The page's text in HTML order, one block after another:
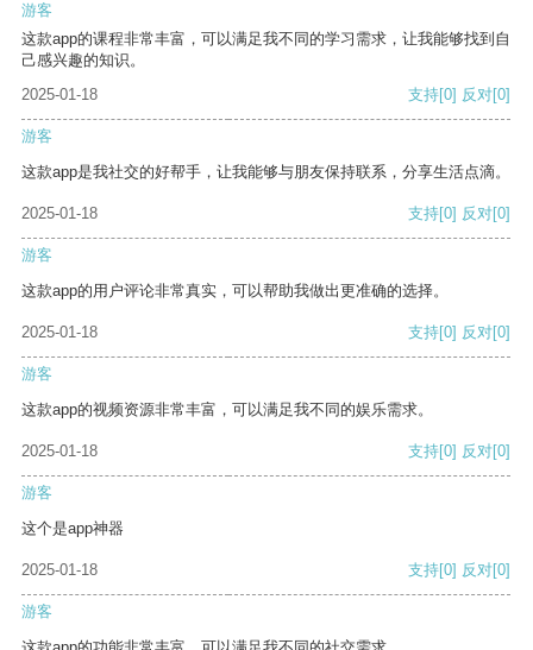
游客
这款app的课程非常丰富，可以满足我不同的学习需求，让我能够找到自
己感兴趣的知识。
2025-01-18
支持[0] 反对[0]
游客
这款app是我社交的好帮手，让我能够与朋友保持联系，分享生活点滴。
2025-01-18 支持[0] 反对[0]
游客
这款app的用户评论非常真实，可以帮助我做出更准确的选择。
2025-01-18 支持[0] 反对[0]
游客
这款app的视频资源非常丰富，可以满足我不同的娱乐需求。
2025-01-18 支持[0] 反对[0]
游客
这个是app神器
2025-01-18 支持[0] 反对[0]
游客